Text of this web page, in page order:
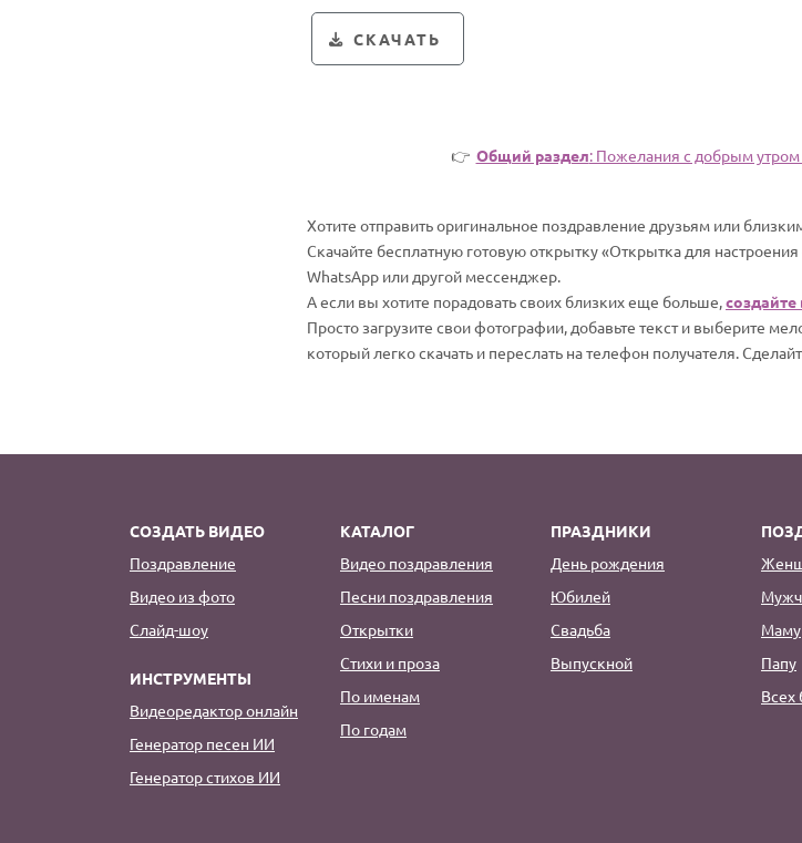
СКАЧАТЬ
👉 Общий раздел: Пожелания с добрым
Хотите отправить оригинальное поздравление друзьям или
Скачайте бесплатную готовую открытку «Открытка для
WhatsApp или другой мессенджер.
А если вы хотите порадовать своих близких еще больше,
Просто загрузите свои фотографии, добавьте текст и выберите
который легко скачать и переслать на телефон получателя.
СОЗДАТЬ ВИДЕО
Поздравление
Видео из фото
Слайд-шоу
ИНСТРУМЕНТЫ
Видеоредактор онлайн
Генератор песен ИИ
Генератор стихов ИИ
КАТАЛОГ
Видео поздравления
Песни поздравления
Открытки
Стихи и проза
По именам
По годам
ПРАЗДНИКИ
День рождения
Юбилей
Свадьба
Выпускной
Маму
Папу
Всех